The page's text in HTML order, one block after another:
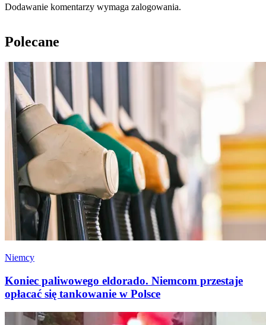
Dodawanie komentarzy wymaga zalogowania.
Polecane
Niemcy
Koniec paliwowego eldorado. Niemcom przestaje
opłacać się tankowanie w Polsce